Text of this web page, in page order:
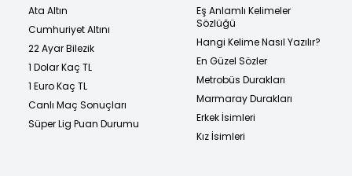
Ata Altın
Cumhuriyet Altını
22 Ayar Bilezik
1 Dolar Kaç TL
1 Euro Kaç TL
Canlı Maç Sonuçları
Süper Lig Puan Durumu
Eş Anlamlı Kelimeler
Sözlüğü
Hangi Kelime Nasıl Yazılır?
En Güzel Sözler
Metrobüs Durakları
Marmaray Durakları
Erkek İsimleri
Kız İsimleri